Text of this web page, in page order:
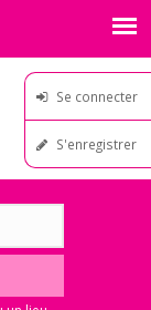
Se connecter
S'enregistrer